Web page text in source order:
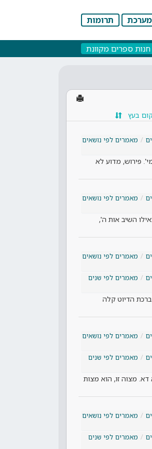
תרומות
חנות ספרים מקוונת
בעץ
מאמרים לפי נושאים
פירוש, מדוע לא
מאמרים לפי נושאים
השיב אות ה',
מאמרים לפי נושאים
מאמרים לפי שנים
הדיוט קלה
מאמרים לפי נושאים
מאמרים לפי שנים
מצוה זו, הוא מצות
מאמרים לפי נושאים
מאמרים לפי שנים